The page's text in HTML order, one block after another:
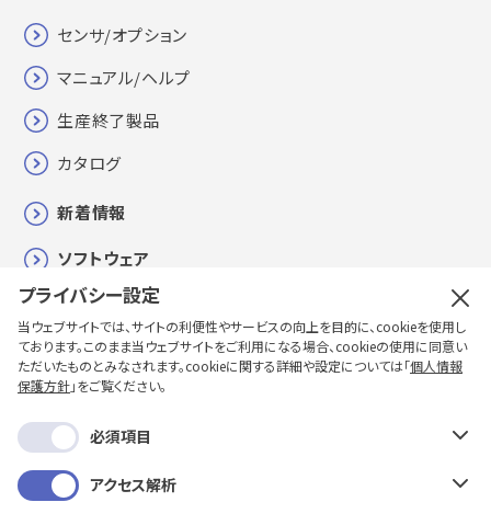
プライバシー設定
当ウェブサイトでは、サイトの利便性やサービスの向上を目的に、cookieを使用し
ております。このまま当ウェブサイトをご利用になる場合、cookieの使用に同意い
ただいたものとみなされます。cookieに関する詳細や設定については「個人情報
保護方針」をご覧ください。
必須項目
アクセス解析
センサ/オプション
マニュアル/ヘルプ
生産終了製品
カタログ
新着情報
ソフトウェア
各種お問い合わせ・修理・校正
購入方法
企業情報
採用情報